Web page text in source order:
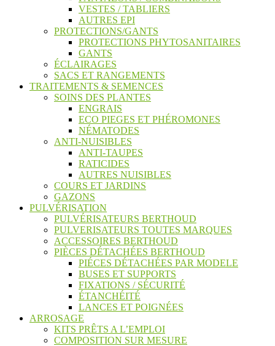
VESTES / TABLIERS
AUTRES EPI
PROTECTIONS/GANTS
PROTECTIONS PHYTOSANITAIRES
GANTS
ÉCLAIRAGES
SACS ET RANGEMENTS
TRAITEMENTS & SEMENCES
SOINS DES PLANTES
ENGRAIS
ECO PIEGES ET PHÉROMONES
NÉMATODES
ANTI-NUISIBLES
ANTI-TAUPES
RATICIDES
AUTRES NUISIBLES
COURS ET JARDINS
GAZONS
PULVÉRISATION
PULVÉRISATEURS BERTHOUD
PULVERISATEURS TOUTES MARQUES
ACCESSOIRES BERTHOUD
PIÈCES DÉTACHÉES BERTHOUD
PIÉCES DÉTACHÉES PAR MODELE
BUSES ET SUPPORTS
FIXATIONS / SÉCURITÉ
ÉTANCHÉITÉ
LANCES ET POIGNÉES
ARROSAGE
KITS PRÊTS A L’EMPLOI
COMPOSITION SUR MESURE